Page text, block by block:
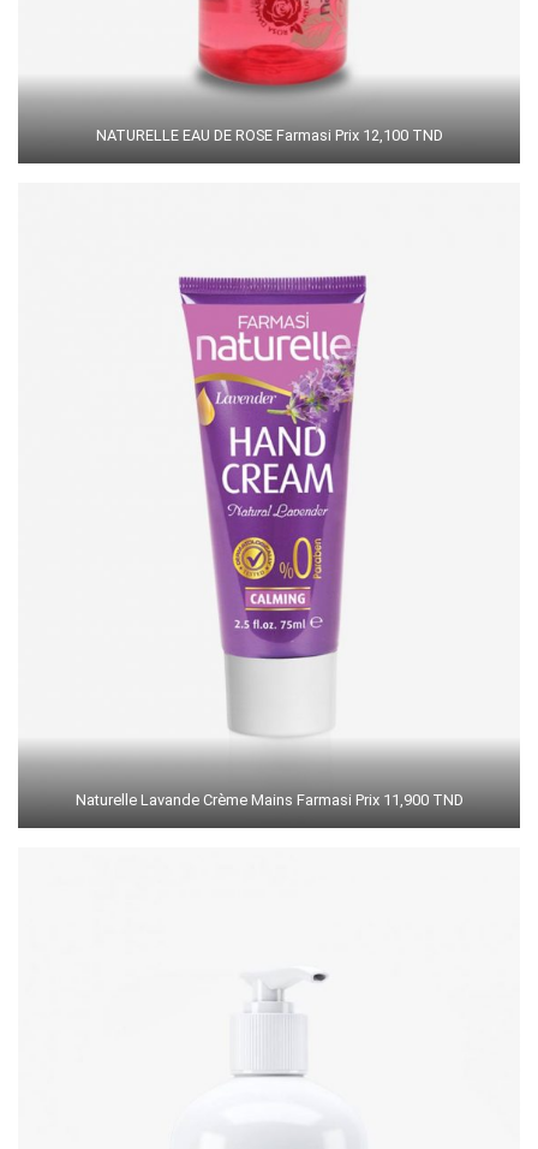
NATURELLE EAU DE ROSE Farmasi Prix 12,100 TND
Naturelle Lavande Crème Mains Farmasi Prix 11,900 TND